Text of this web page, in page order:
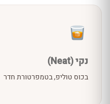
נקי (Neat)
בכוס טוליפ, בטמפרטורת חדר